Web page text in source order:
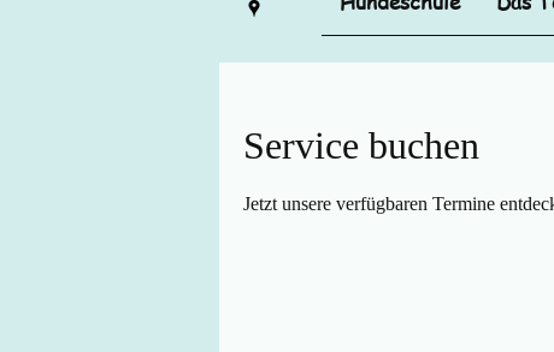
Service buchen
Jetzt unsere verfügbaren Termine